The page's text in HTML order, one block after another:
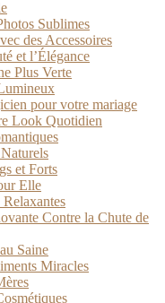
Sublimes
des Accessoires
et l’Élégance
Plus Verte
pour votre mariage
Look Quotidien
et Forts
Elle
Contre la Chute de
Saine
Miracles